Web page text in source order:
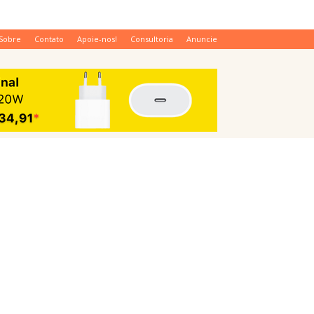
Sobre Contato Apoie-nos! Consultoria Anuncie